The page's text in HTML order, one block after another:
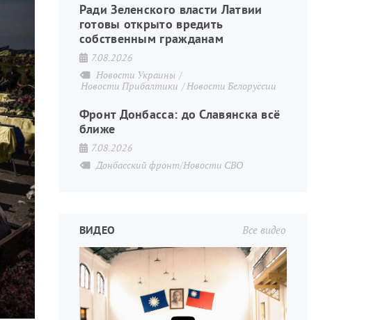
Ради Зеленского власти Латвии
готовы открыто вредить
собственным гражданам
7.08.2026
Новости Украины
Новости Прибалтики
Новости Белоруссии
Фронт Донбасса: до Славянска всё
ближе
7.08.2026
Донбасский фронт/Новости СВО
Все видео
ВИДЕО